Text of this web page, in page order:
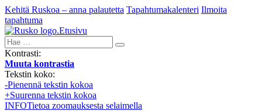
Kehitä Ruskoa – anna palautetta Tapahtumakalenteri Ilmoita
tapahtuma
Etusivu
Hae:
Kontrasti:
Muuta kontrastia
Tekstin koko:
-Pienennä tekstin kokoa
+Suurenna tekstin kokoa
INFOTietoa zoomauksesta selaimella